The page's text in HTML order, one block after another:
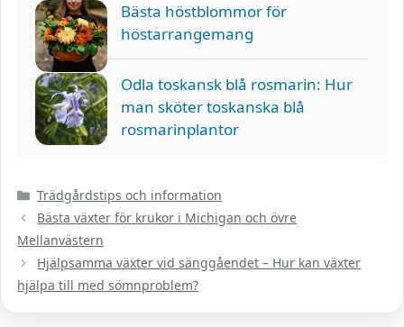
Bästa höstblommor för
höstarrangemang
Odla toskansk blå rosmarin: Hur
man sköter toskanska blå
rosmarinplantor
Kategorier
Trädgårdstips och information
Bästa växter för krukor i Michigan och övre
Mellanvästern
Hjälpsamma växter vid sänggåendet – Hur kan växter
hjälpa till med sömnproblem?